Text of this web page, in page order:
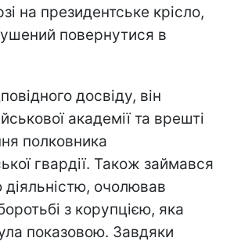
на президентське крісло,
повернутися в
досвіду, він
академії та врешті
полковника
гвардії. Також займався
очолював
з корупцією, яка
показовою. Завдяки